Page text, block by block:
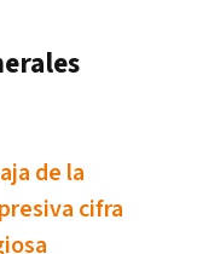
de la
cifra